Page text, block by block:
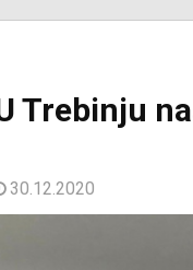
Trebinju
30.12.2020